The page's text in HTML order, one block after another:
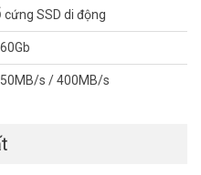
ổ cứng SSD Portable
cứng SSD di động
s / 400MB/s